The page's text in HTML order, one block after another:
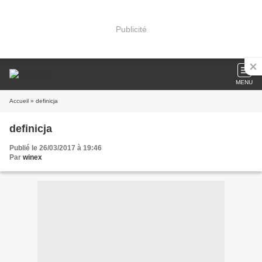
Publicité
MENU
Accueil » definicja
definicja
Publié le 26/03/2017 à 19:46
Par winex